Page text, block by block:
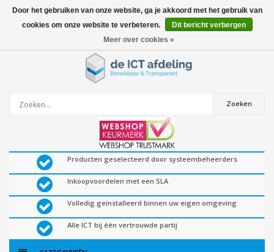
0artikelen
Zoeken
Producten geselecteerd door systeembeheerders
Inkoopvoordelen met een SLA
Volledig geïnstalleerd binnen uw eigen omgeving
Alle ICT bij één vertrouwde partij
Door het gebruiken van onze website, ga je akkoord met het gebruik van
cookies om onze website te verbeteren.
Dit bericht verbergen
Meer over cookies »